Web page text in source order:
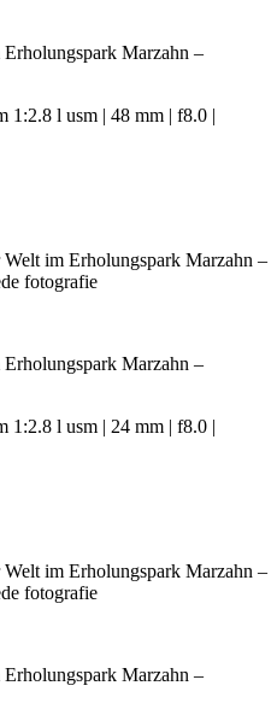
Marzahn –
1:2.8 l usm | 48 mm | f8.0 |
Marzahn –
1:2.8 l usm | 24 mm | f8.0 |
Marzahn –